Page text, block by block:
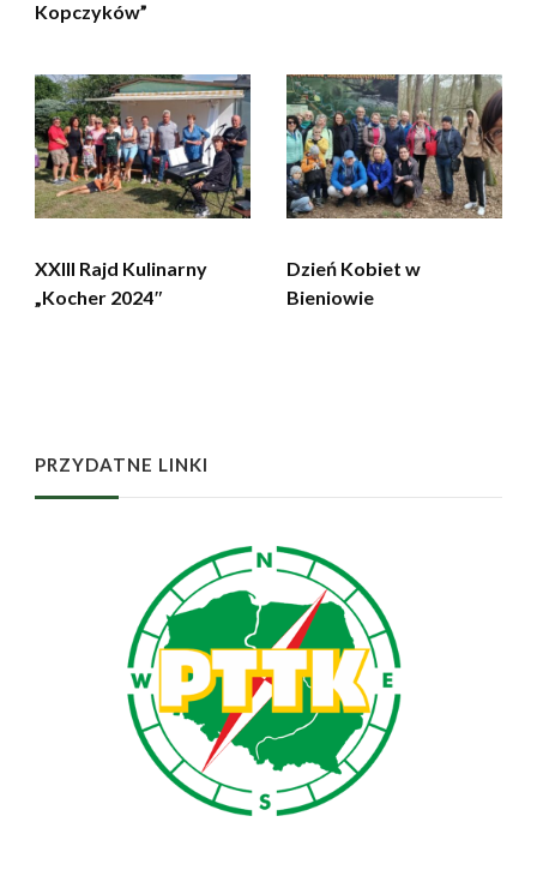
Kopczyków”
XXIII Rajd Kulinarny
„Kocher 2024″
Dzień Kobiet w
Bieniowie
PRZYDATNE LINKI